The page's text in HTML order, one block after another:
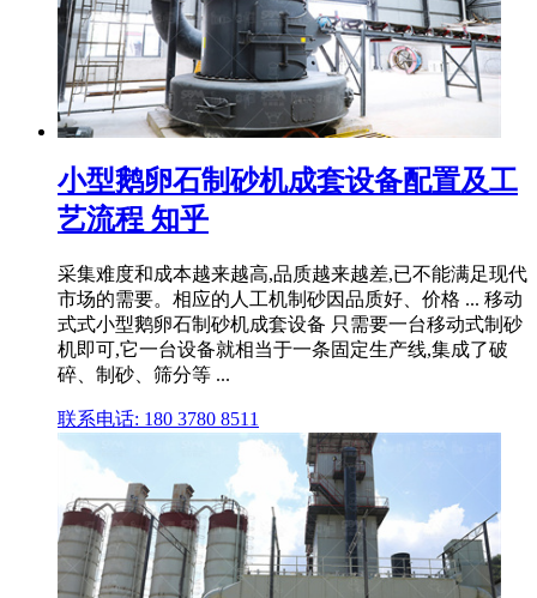
小型鹅卵石制砂机成套设备配置及工
艺流程 知乎
采集难度和成本越来越高,品质越来越差,已不能满足现代
市场的需要。相应的人工机制砂因品质好、价格 ... 移动
式式小型鹅卵石制砂机成套设备 只需要一台移动式制砂
机即可,它一台设备就相当于一条固定生产线,集成了破
碎、制砂、筛分等 ...
联系电话: 180 3780 8511